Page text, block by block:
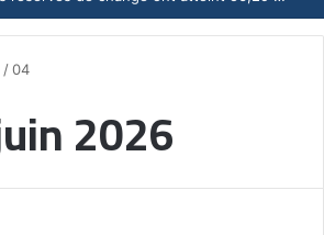
/04
2026